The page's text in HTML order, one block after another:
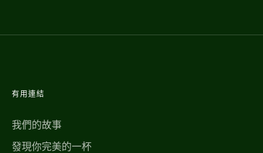
有用連結
我們的故事
發現你完美的一杯